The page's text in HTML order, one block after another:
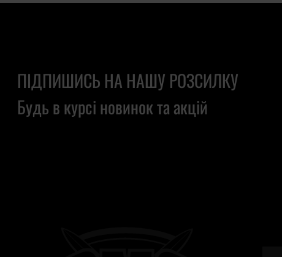
ПІДПИШИСЬ НА НАШУ РОЗСИЛКУ
Будь в курсі новинок та акцій